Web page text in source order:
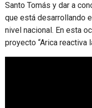
Santo Tomás y dar a
que está desarrollando
nivel nacional. En esta
proyecto “Arica reactiva